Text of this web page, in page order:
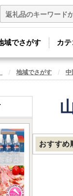
域でさがす カ
地域でさがす 中
おすすめ